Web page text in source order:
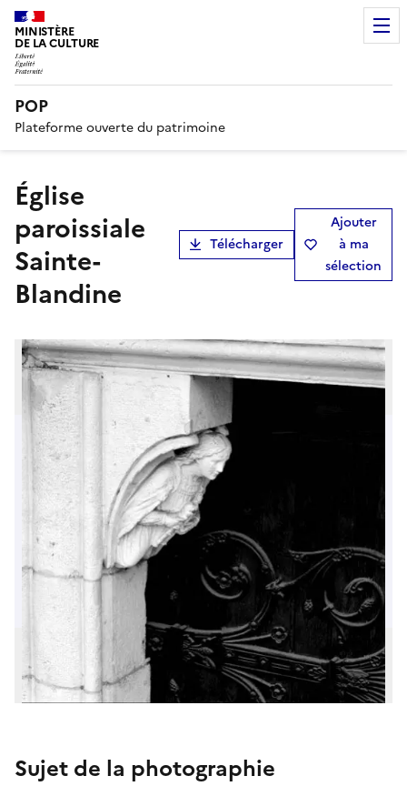
MINISTÈRE
DE LA CULTURE
POP
Plateforme ouverte du patrimoine
Église
paroissiale
Sainte-
Blandine
Télécharger
Ajouter
à ma
sélection
Sujet de la photographie